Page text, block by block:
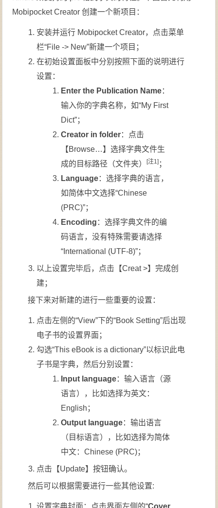
Mobipocket Creator 创建一个新项目：
安装并运行 Mobipocket Creator，点击菜单
栏“File -> New”新建一个项目；
在初始设置面板中分别按照下面的说明进行
设置：
Enter the Publication Name：
输入你的字典名称，如“My First
Dict”；
Creator in folder：点击
【Browse…】选择字典文件生
成的目标路径（文件夹）[注1] ；
Language：选择字典的语言，
如简体中文选择“Chinese
(PRC)”；
Encoding ：选择字典文件的编
码语言，没有特殊需要请选择
“International (UTF-8)”；
以上设置完毕后，点击【Creat >】完成创
建；
接下来对新建的进行一些重要的设置：
点击左侧的“View”下的“Book Setting”后出现
电子书的设置界面；
勾选“This eBook is a dictionary”以标识此电
子书是字典，然后分别设置：
Input language：输入语言（源
语言），比如选择为英文：
English；
Output language：输出语言
（目标语言），比如选择为简体
中文：Chinese (PRC)；
点击【Update】按钮确认。
然后可以根据需要进行一些其他设置:
设置字典封面：点击界面左侧的“Cover